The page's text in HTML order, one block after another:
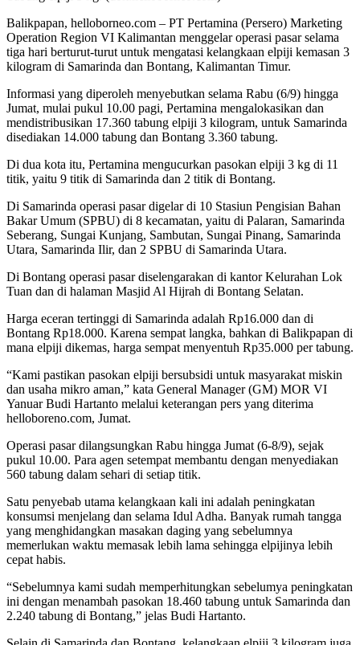
Balikpapan, helloborneo.com – PT Pertamina (Persero) Marketing
Operation Region VI Kalimantan menggelar operasi pasar selama
tiga hari berturut-turut untuk mengatasi kelangkaan elpiji kemasan 3
kilogram di Samarinda dan Bontang, Kalimantan Timur.
Informasi yang diperoleh menyebutkan selama Rabu (6/9) hingga
Jumat, mulai pukul 10.00 pagi, Pertamina mengalokasikan dan
mendistribusikan 17.360 tabung elpiji 3 kilogram, untuk Samarinda
disediakan 14.000 tabung dan Bontang 3.360 tabung.
Di dua kota itu, Pertamina mengucurkan pasokan elpiji 3 kg di 11
titik, yaitu 9 titik di Samarinda dan 2 titik di Bontang.
Di Samarinda operasi pasar digelar di 10 Stasiun Pengisian Bahan
Bakar Umum (SPBU) di 8 kecamatan, yaitu di Palaran, Samarinda
Seberang, Sungai Kunjang, Sambutan, Sungai Pinang, Samarinda
Utara, Samarinda Ilir, dan 2 SPBU di Samarinda Utara.
Di Bontang operasi pasar diselengarakan di kantor Kelurahan Lok
Tuan dan di halaman Masjid Al Hijrah di Bontang Selatan.
Harga eceran tertinggi di Samarinda adalah Rp16.000 dan di
Bontang Rp18.000. Karena sempat langka, bahkan di Balikpapan di
mana elpiji dikemas, harga sempat menyentuh Rp35.000 per tabung.
“Kami pastikan pasokan elpiji bersubsidi untuk masyarakat miskin
dan usaha mikro aman,” kata General Manager (GM) MOR VI
Yanuar Budi Hartanto melalui keterangan pers yang diterima
helloboreno.com, Jumat.
Operasi pasar dilangsungkan Rabu hingga Jumat (6-8/9), sejak
pukul 10.00. Para agen setempat membantu dengan menyediakan
560 tabung dalam sehari di setiap titik.
Satu penyebab utama kelangkaan kali ini adalah peningkatan
konsumsi menjelang dan selama Idul Adha. Banyak rumah tangga
yang menghidangkan masakan daging yang sebelumnya
memerlukan waktu memasak lebih lama sehingga elpijinya lebih
cepat habis.
“Sebelumnya kami sudah memperhitungkan sebelumya peningkatan
ini dengan menambah pasokan 18.460 tabung untuk Samarinda dan
2.240 tabung di Bontang,” jelas Budi Hartanto.